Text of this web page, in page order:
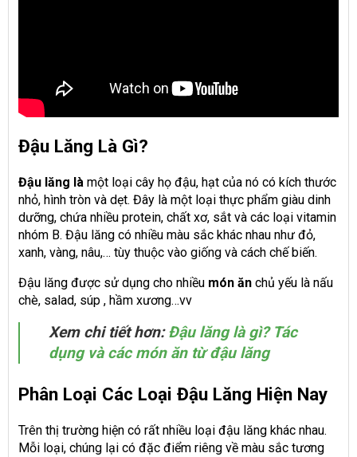
Đậu Lăng Là Gì?
Đậu lăng là một loại cây họ đậu, hạt của nó có kích thước
nhỏ, hình tròn và dẹt. Đây là một loại thực phẩm giàu dinh
dưỡng, chứa nhiều protein, chất xơ, sắt và các loại vitamin
nhóm B. Đậu lăng có nhiều màu sắc khác nhau như đỏ,
xanh, vàng, nâu,… tùy thuộc vào giống và cách chế biến.
Đậu lăng được sử dụng cho nhiều món ăn chủ yếu là nấu
chè, salad, súp , hầm xương…vv
Xem chi tiết hơn:Đậu lăng là gì? Tác
dụng và các món ăn từ đậu lăng
Phân Loại Các Loại Đậu Lăng Hiện Nay
Trên thị trường hiện có rất nhiều loại đậu lăng khác nhau.
Mỗi loại, chúng lại có đặc điểm riêng về màu sắc tương